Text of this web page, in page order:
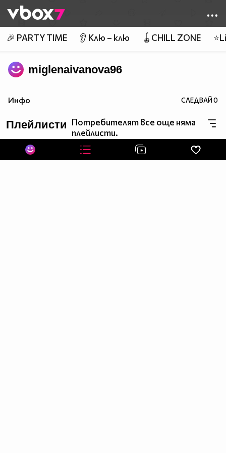
👾
🎉 PARTY TIME 👂 Клю – клю 🪀CHILL ZONE
miglenaivanova96
Инфо СЛЕДВАЙ0
Плейлисти Потребителят все още няма
плейлисти.